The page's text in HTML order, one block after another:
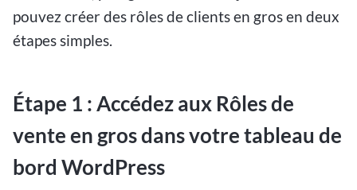
pouvez créer des rôles de clients en gros en deux
étapes simples.
Étape 1 : Accédez aux Rôles de
vente en gros dans votre tableau de
bord WordPress